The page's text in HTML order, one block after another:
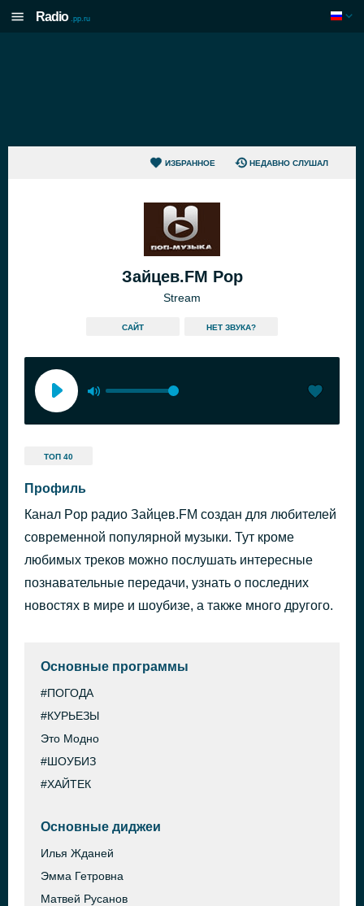
Radio .pp.ru
ИЗБРАННОЕ НЕДАВНО СЛУШАЛ
Зайцев.FM Pop
Stream
САЙТ HЕТ ЗВУКА?
ТОП 40
Профиль
Канал Pop радио Зайцев.FM создан для любителей
современной популярной музыки. Тут кроме
любимых треков можно послушать интересные
познавательные передачи, узнать о последних
новостях в мире и шоубизе, а также много другого.
Основные программы
#ПОГОДА
#КУРЬЕЗЫ
Это Модно
#ШОУБИЗ
#ХАЙТЕК
Основные диджеи
Илья Жданей
Эмма Гетровна
Матвей Русанов